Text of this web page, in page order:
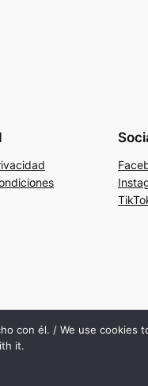
con él. / We use cookies
it.